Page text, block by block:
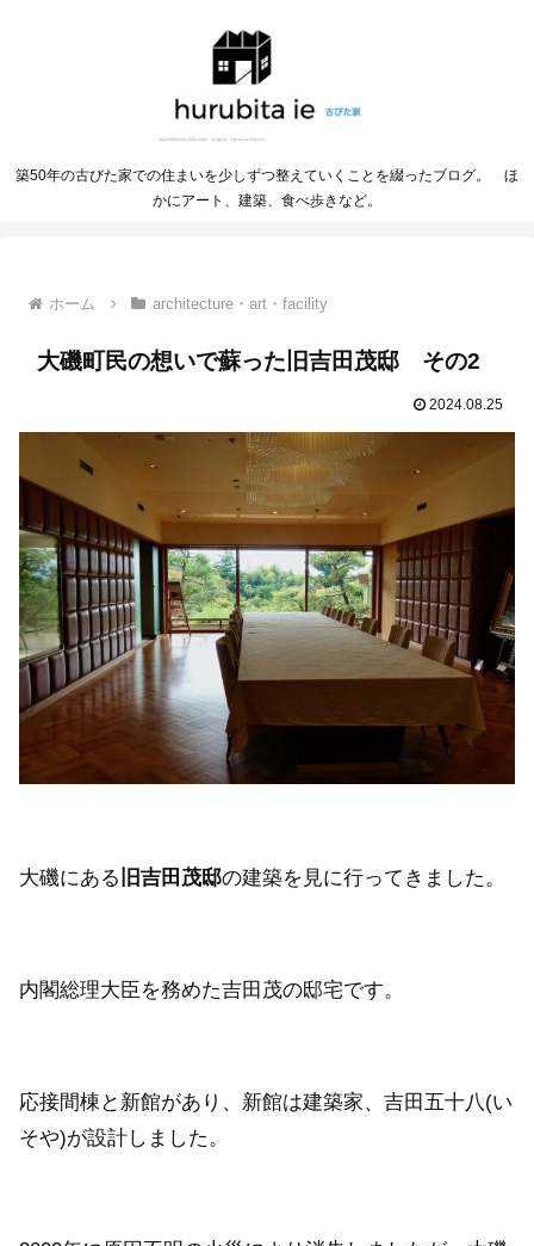
築50年の古びた家での住まいを少しずつ整えていくことを綴ったブログ。 ほ
かにアート、建築、食べ歩きなど。
ホーム architecture・art・facility
大磯町民の想いで蘇った旧吉田茂邸 その2
2024.08.25
大磯にある 旧吉田茂邸の建築を見に行ってきました。
内閣総理大臣を務めた吉田茂の邸宅です。
応接間棟と新館があり、新館は建築家、吉田五十八(い
そや)が設計しました。